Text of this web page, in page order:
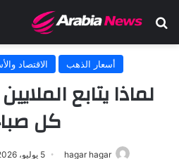
بحث عن
أسعار الذهب الاقتصاد
لماذا يتابع
كل
hagar hagar 5 يوليو، 2026